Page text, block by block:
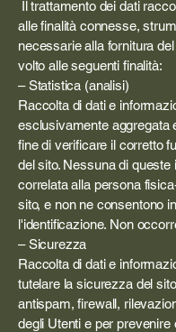
Il trattamento dei dati
alle finalità connesse,
necessarie alla fornitura
volto alle seguenti finalità:
– Statistica (analisi)
Raccolta di dati e
esclusivamente aggregata
fine di verificare il corretto
del sito. Nessuna di queste
correlata alla persona
sito, e non ne consentono
l'identificazione. Non
– Sicurezza
Raccolta di dati e
tutelare la sicurezza del
antispam, firewall,
degli Utenti e per prevenire